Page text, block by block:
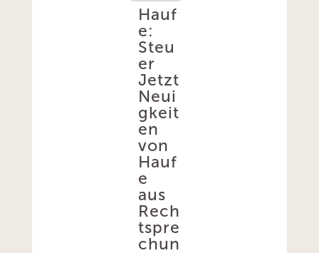
Hauf
e:
Steu
er
Jetzt
Neui
gkeit
en
von
Hauf
e
aus
Rech
tspre
chun